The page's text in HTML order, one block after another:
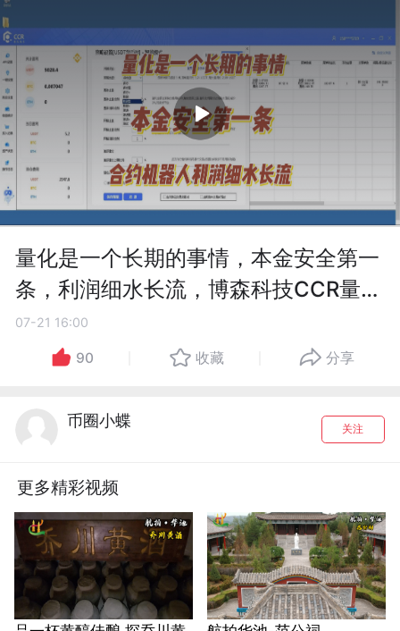
量化是一个长期的事情，本金安全第一
条，利润细水长流，博森科技CCR量化
炒币合约机器人
07-21 16:00
90 收藏 分享
币圈小蝶 关注
更多精彩视频